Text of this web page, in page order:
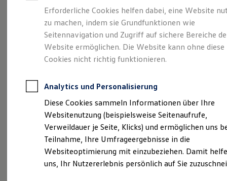
Leasing
Leasing-Angebote
Gebrauchtwagen Leasing
Junge Gebrauchtwagen-Leasing
Elektroauto Leasing
Kleinwagen-Leasing
Leasing ohne Anzahlung
Autokredit mit Schlussrate
Versicherungen und Garantien
Kfz-Versicherung
Restschuldversicherungen
Garantien
Wartungsverträge
Geschäftskunden
Professional Class bei Volkswagen
Großkunden
Behörden
Eine Klasse für sich.
Der Golf.
Impressum & Rechtliches
Erforderliche Cookies helfen dabei, eine Website
zu machen, indem sie Grundfunktionen wie
Seitennavigation und Zugriff auf sichere Bereiche
Website ermöglichen. Die Website kann ohne diese
Cookies nicht richtig funktionieren.
Analytics und Personalisierung
Diese Cookies sammeln Informationen über Ihre
Websitenutzung (beispielsweise Seitenaufrufe,
Verweildauer je Seite, Klicks) und ermöglichen uns
Teilnahme, Ihre Umfrageergebnisse in die
Websiteoptimierung mit einzubeziehen. Damit
uns, Ihr Nutzererlebnis persönlich auf Sie